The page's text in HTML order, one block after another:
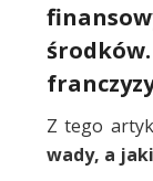
Z tego
wady, a